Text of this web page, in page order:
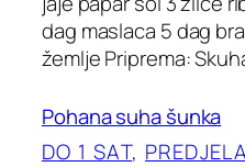
dag maslaca 5 dag
žemlje Priprema:
Pohana suha šunka
DO 1 SAT, PREDJELA